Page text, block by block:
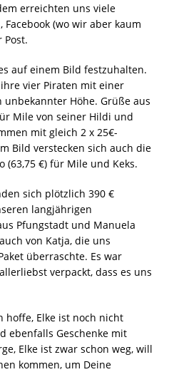
erreichten uns viele
(wo wir aber kaum
auf einem Bild festzuhalten.
vier Piraten mit einer
unbekannter Höhe. Grüße aus
Mile von seiner Hildi und
mit gleich 2 x 25€-
Bild verstecken sich auch die
(63,75 €) für Mile und Keks.
sich plötzlich 390 €
langjährigen
Pfungstadt und Manuela
von Katja, die uns
überraschte. Es war
verpackt, dass es uns
hoffe, Elke ist noch nicht
ebenfalls Geschenke mit
Elke ist zwar schon weg, will
kommen, um Deine